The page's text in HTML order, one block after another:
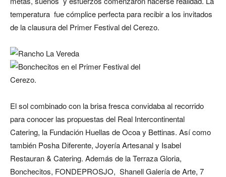
temperatura fue cómplice perfecta para recibir a los invitados
de la clausura del Primer Festival del Cerezo.
El sol combinado con la brisa fresca convidaba al recorrido
para conocer las propuestas del Real Intercontinental
Catering, la Fundación Huellas de Ocoa y Bettinas. Así como
también Posha Diferente, Joyería Artesanal y Isabel
Restauran & Catering. Además de la Terraza Gloria,
Bonchecitos, FONDEPROSJO, Shanell Galería de Arte, 7